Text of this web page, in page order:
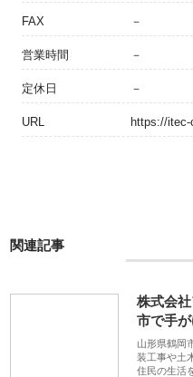
FAX －
営業時間 －
定休日 －
URL https://
関連記事
株式会
市で手
山形県鶴岡
装工事や土
住民の生活